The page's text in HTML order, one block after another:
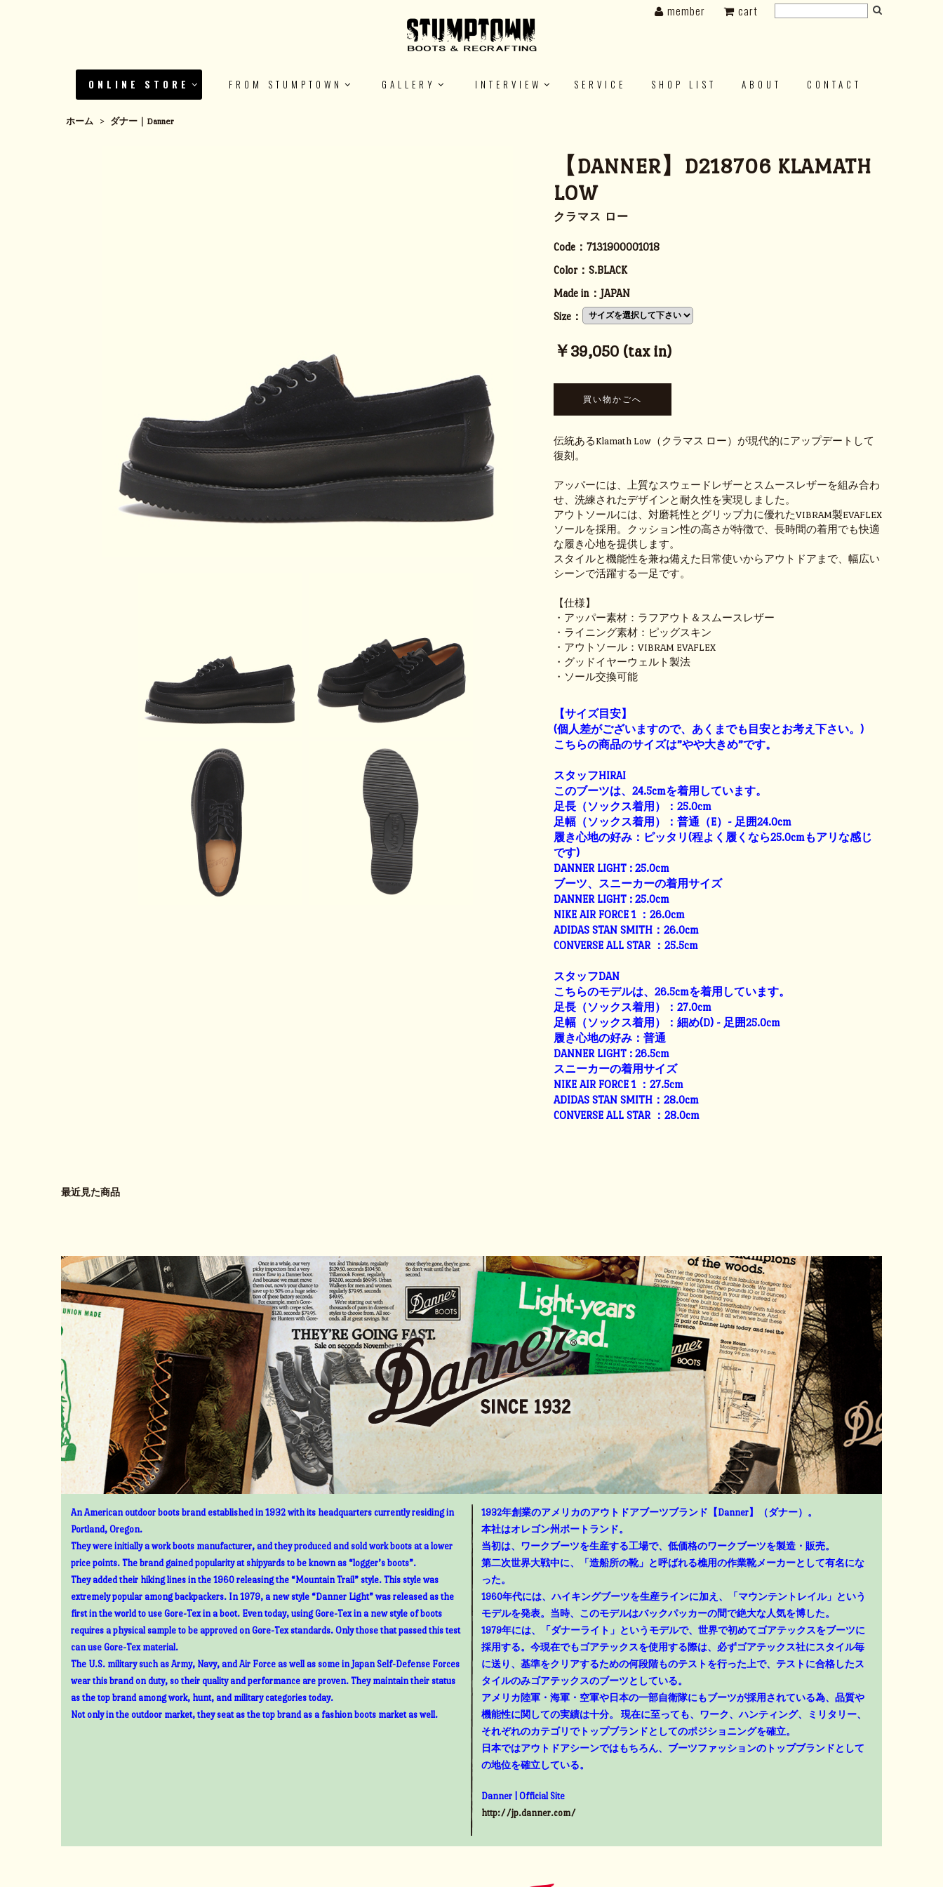
ONLINE STORE FROM STUMPTOWN GALLERY INTERVIEW SERVICE SHOP LIST ABOUT CONTACT
member cart
ホーム > ダナー｜Danner
【DANNER】D218706 KLAMATH
LOW
クラマス ロー
Code： 7131900001018
Color： S.BLACK
Made in： JAPAN
Size：
￥39,050 (tax in)
伝統あるKlamath Low（クラマス ロー）が現代的にアップデートして
復刻。
アッパーには、上質なスウェードレザーとスムースレザーを組み合わ
せ、洗練されたデザインと耐久性を実現しました。
アウトソールには、対磨耗性とグリップ力に優れたVIBRAM製EVAFLEX
ソールを採用。クッション性の高さが特徴で、長時間の着用でも快適
な履き心地を提供します。
スタイルと機能性を兼ね備えた日常使いからアウトドアまで、幅広い
シーンで活躍する一足です。
【仕様】
・アッパー素材：ラフアウト＆スムースレザー
・ライニング素材：ピッグスキン
・アウトソール：VIBRAM EVAFLEX
・グッドイヤーウェルト製法
・ソール交換可能
【サイズ目安】
(個人差がございますので、あくまでも目安とお考え下さい。)
こちらの商品のサイズは”やや大きめ”です。
スタッフHIRAI
このブーツは、24.5cmを着用しています。
足長（ソックス着用）：25.0cm
足幅（ソックス着用）：普通（E）- 足囲24.0cm
履き心地の好み：ピッタリ(程よく履くなら25.0cmもアリな感じ
です)
DANNER LIGHT : 25.0cm
ブーツ、スニーカーの着用サイズ
DANNER LIGHT : 25.0cm
NIKE AIR FORCE 1 ：26.0cm
ADIDAS STAN SMITH：26.0cm
CONVERSE ALL STAR ：25.5cm
スタッフDAN
こちらのモデルは、26.5cmを着用しています。
足長（ソックス着用）：27.0cm
足幅（ソックス着用）：細め(D) - 足囲25.0cm
履き心地の好み：普通
DANNER LIGHT : 26.5cm
スニーカーの着用サイズ
NIKE AIR FORCE 1 ：27.5cm
ADIDAS STAN SMITH：28.0cm
CONVERSE ALL STAR ：28.0cm
最近見た商品
An American outdoor boots brand established in 1932 with its headquarters currently residing in
Portland, Oregon.
They were initially a work boots manufacturer, and they produced and sold work boots at a lower
price points. The brand gained popularity at shipyards to be known as “logger’s boots”.
They added their hiking lines in the 1960 releasing the “Mountain Trail” style. This style was
extremely popular among backpackers. In 1979, a new style “Danner Light” was released as the
first in the world to use Gore-Tex in a boot. Even today, using Gore-Tex in a new style of boots
requires a physical sample to be approved on Gore-Tex standards. Only those that passed this test
can use Gore-Tex material.
The U.S. military such as Army, Navy, and Air Force as well as some in Japan Self-Defense Forces
wear this brand on duty, so their quality and performance are proven. They maintain their status
as the top brand among work, hunt, and military categories today.
Not only in the outdoor market, they seat as the top brand as a fashion boots market as well.
1932年創業のアメリカのアウトドアブーツブランド【Danner】（ダナー）。
本社はオレゴン州ポートランド。
当初は、ワークブーツを生産する工場で、低価格のワークブーツを製造・販売。
第二次世界大戦中に、「造船所の靴」と呼ばれる樵用の作業靴メーカーとして有名にな
った。
1960年代には、ハイキングブーツを生産ラインに加え、「マウンテントレイル」という
モデルを発表。当時、このモデルはバックパッカーの間で絶大な人気を博した。
1979年には、「ダナーライト」というモデルで、世界で初めてゴアテックスをブーツに
採用する。今現在でもゴアテックスを使用する際は、必ずゴアテックス社にスタイル毎
に送り、基準をクリアするための何段階ものテストを行った上で、テストに合格したス
タイルのみゴアテックスのブーツとしている。
アメリカ陸軍・海軍・空軍や日本の一部自衛隊にもブーツが採用されている為、品質や
機能性に関しての実績は十分。 現在に至っても、ワーク、ハンティング、ミリタリー、
それぞれのカテゴリでトップブランドとしてのポジショニングを確立。
日本ではアウトドアシーンではもちろん、ブーツファッションのトップブランドとして
の地位を確立している。
Danner | Official Site
http://jp.danner.com/